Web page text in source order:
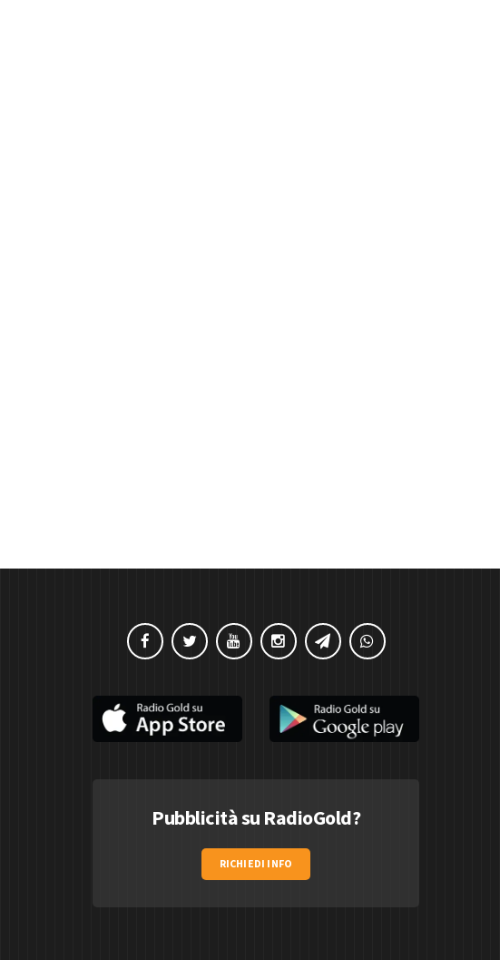
Pubblicità su RadioGold?
RICHIEDI INFO